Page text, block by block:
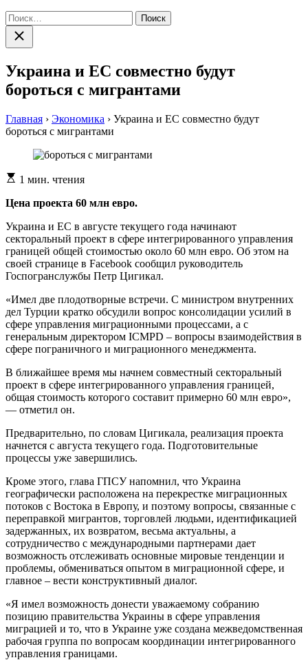
Найти:
Закрыть
поиск
Украина и ЕС совместно будут
бороться с мигрантами
Главная › Экономика › Украина и ЕС совместно будут
бороться с мигрантами
Расчетное
чтения
1 мин. чтения
Цена проекта 60 млн евро.
Украина и ЕС в августе текущего года начинают
секторальный проект в сфере интегрированного управления
границей общей стоимостью около 60 млн евро. Об этом на
своей странице в Facebook сообщил руководитель
Госпогранслужбы Петр Цигикал.
«Имел две плодотворные встречи. С министром внутренних
дел Турции кратко обсудили вопрос консолидации усилий в
сфере управления миграционными процессами, а с
генеральным директором ICMPD – вопросы взаимодействия в
сфере пограничного и миграционного менеджмента.
В ближайшее время мы начнем совместный секторальный
проект в сфере интегрированного управления границей,
общая стоимость которого составит примерно 60 млн евро»,
— отметил он.
Предварительно, по словам Цигикала, реализация проекта
начнется с августа текущего года. Подготовительные
процессы уже завершились.
Кроме этого, глава ГПСУ напомнил, что Украина
географически расположена на перекрестке миграционных
потоков с Востока в Европу, и поэтому вопросы, связанные с
переправкой мигрантов, торговлей людьми, идентификацией
задержанных, их возвратом, весьма актуальны, а
сотрудничество с международными партнерами дает
возможность отслеживать основные мировые тенденции и
проблемы, обмениваться опытом в миграционной сфере, и
главное – вести конструктивный диалог.
«Я имел возможность донести уважаемому собранию
позицию правительства Украины в сфере управления
миграцией и то, что в Украине уже создана межведомственная
рабочая группа по вопросам координации интегрированного
управления границами.